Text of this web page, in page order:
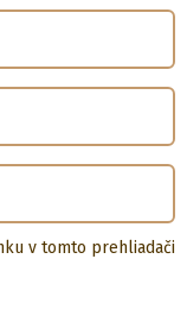
v tomto prehliadači